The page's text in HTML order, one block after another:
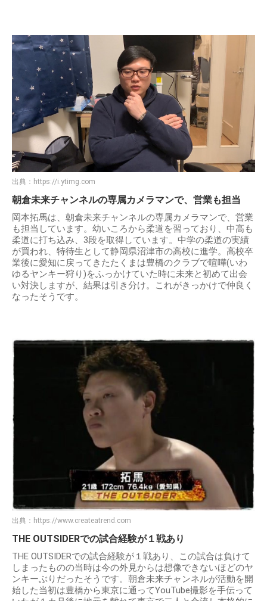
出典： https://i.ytimg.com
朝倉未来チャンネルの専属カメラマンで、営業も担当
岡本拓馬は、朝倉未来チャンネルの専属カメラマンで、営業
も担当しています。幼いころから柔道を習っており、中高も
柔道に打ち込み、3段を取得しています。中学の柔道の実績
が買われ、特待生として静岡県沼津市の高校に進学。高校卒
業後に愛知に戻ってきたたくまは豊橋のクラブで喧嘩(いわ
ゆるヤンキー狩り)をふっかけていた時に未来と初めて出会
い対決しますが、結果は引き分け。これがきっかけで仲良く
なったそうです。
出典： https://www.createatrend.com
THE OUTSIDERでの試合経験が１戦あり
THE OUTSIDERでの試合経験が１戦あり、この試合は負けて
しまったものの当時は今の外見からは想像できないほどのヤ
ンキーぶりだったそうです。朝倉未来チャンネルが活動を開
始した当初は豊橋から東京に通ってYouTube撮影を手伝って